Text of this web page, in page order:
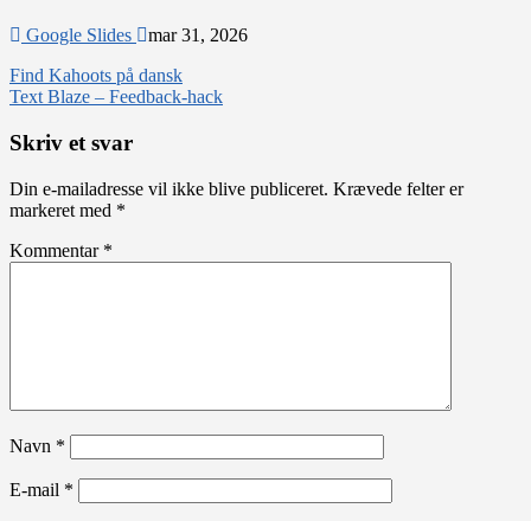
Google Slides mar 31, 2026
Indlægsnavigation
Find Kahoots på dansk
Text Blaze – Feedback-hack
Skriv et svar
Din e-mailadresse vil ikke blive publiceret. Krævede felter er
markeret med *
Kommentar *
Navn *
E-mail *